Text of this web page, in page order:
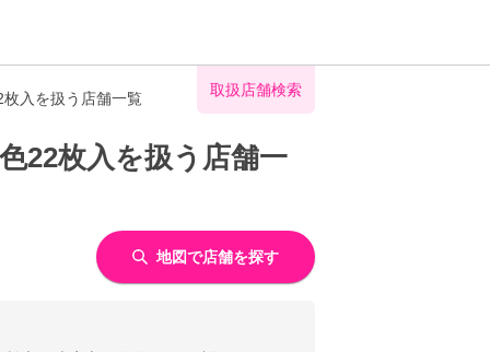
入を扱う店舗一覧 取扱店舗検索
22枚入を扱う店舗一
地図で店舗を探す